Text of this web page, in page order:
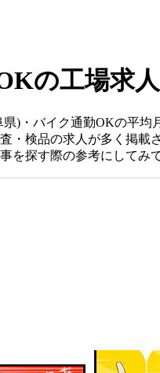
の工場求
)・バイク通勤OKの平
・検品の求人が多く掲載
を探す際の参考にしてみ